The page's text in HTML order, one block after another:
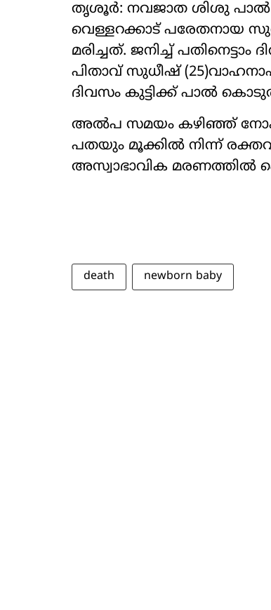
തൃശൂർ: നവജാത ശിശു പാൽ
വെള്ളറക്കാട് പരേതനായ
മരിച്ചത്. ജനിച്ച്
പിതാവ് സുധീഷ്
ദിവസം കുട്ടിക്ക് പാൽ
അൽപ സമയം കഴിഞ്ഞ്
പതയും മൂക്കിൽ നിന്ന്
അസ്വാഭാവിക മരണത്തിൽ
death newborn baby